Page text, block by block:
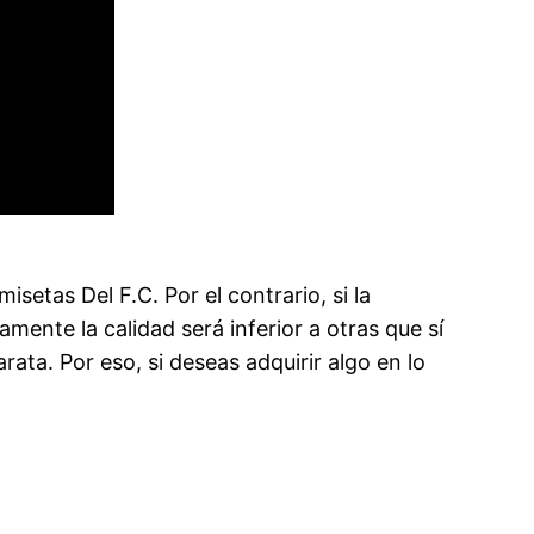
Del F.C. Por el contrario, si la
la calidad será inferior a otras que sí
Por eso, si deseas adquirir algo en lo